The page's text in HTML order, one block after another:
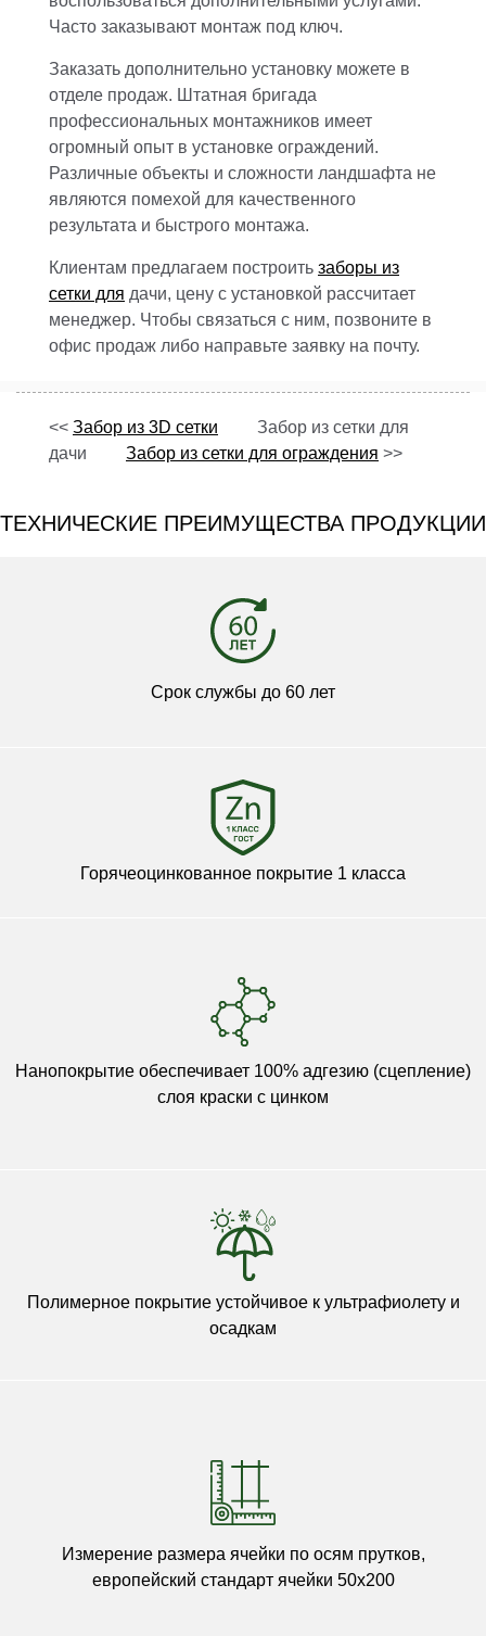
Часто заказывают монтаж под ключ.
Заказать дополнительно установку можете в
отделе продаж. Штатная бригада
профессиональных монтажников имеет
огромный опыт в установке ограждений.
Различные объекты и сложности ландшафта не
являются помехой для качественного
результата и быстрого монтажа.
Клиентам предлагаем построить заборы из
сетки для дачи, цену с установкой рассчитает
менеджер. Чтобы связаться с ним, позвоните в
офис продаж либо направьте заявку на почту.
<< Забор из 3D сетки Забор из сетки для
дачи Забор из сетки для ограждения >>
ТЕХНИЧЕСКИЕ ПРЕИМУЩЕСТВА ПРОДУКЦИИ
Срок службы до 60 лет
Горячеоцинкованное покрытие 1 класса
Нанопокрытие обеспечивает 100% адгезию (сцепление)
слоя краски с цинком
Полимерное покрытие устойчивое к ультрафиолету и
осадкам
Измерение размера ячейки по осям прутков,
европейский стандарт ячейки 50х200